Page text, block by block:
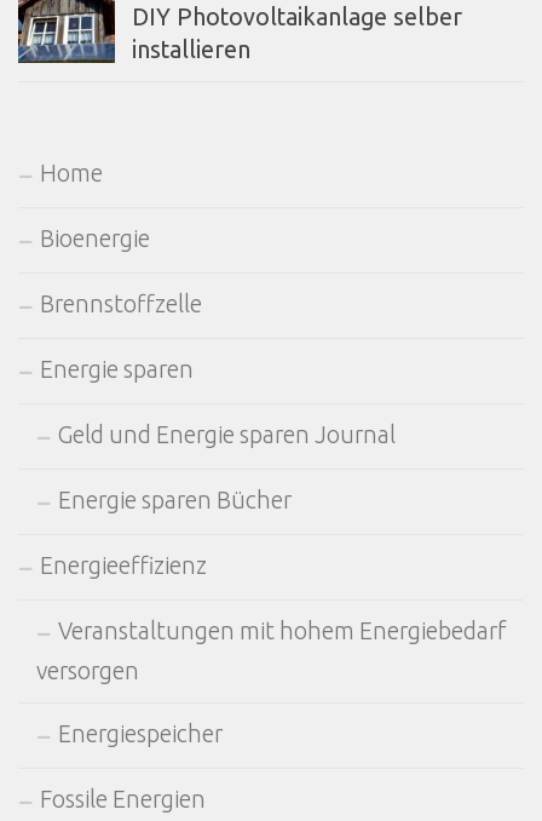
DIY Photovoltaikanlage selber
installieren
Home
Bioenergie
Brennstoffzelle
Energie sparen
Geld und Energie sparen Journal
Energie sparen Bücher
Energieeffizienz
Veranstaltungen mit hohem Energiebedarf
versorgen
Energiespeicher
Fossile Energien